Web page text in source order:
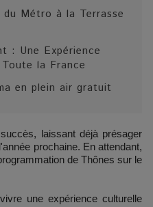
Métro à la Terrasse
: Une Expérience
la France
en plein air gratuit
prochaine. En attendant,
de Thônes sur le
une expérience culturelle